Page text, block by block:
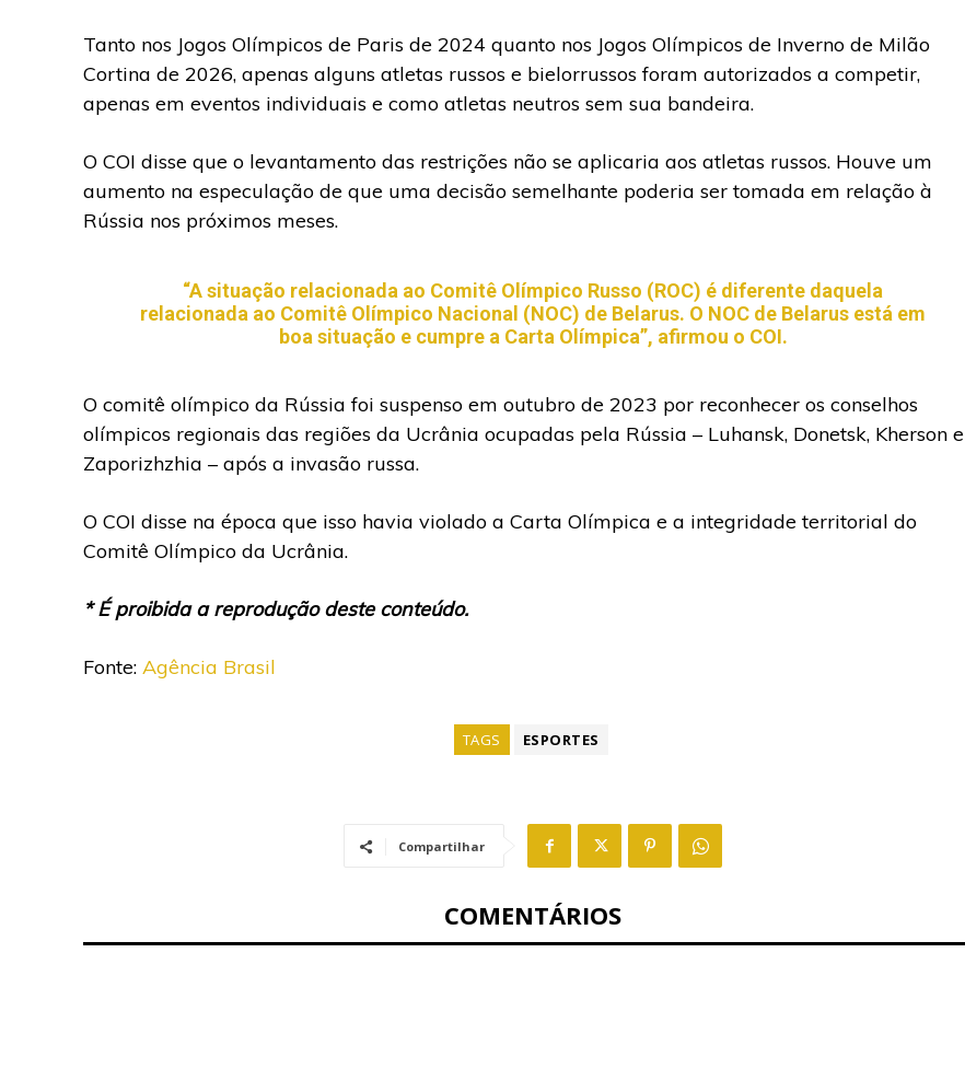
Tanto nos Jogos Olímpicos de Paris de 2024 quanto nos Jogos Olímpicos de Inverno de Milão
Cortina de 2026, apenas alguns atletas russos e bielorrussos foram autorizados a competir,
apenas em eventos individuais e como atletas neutros sem sua bandeira.
O COI disse que o levantamento das restrições não se aplicaria aos atletas russos. Houve um
aumento na especulação de que uma decisão semelhante poderia ser tomada em relação à
Rússia nos próximos meses.
“A situação relacionada ao Comitê Olímpico Russo (ROC) é diferente daquela
relacionada ao Comitê Olímpico Nacional (NOC) de Belarus. O NOC de Belarus está em
boa situação e cumpre a Carta Olímpica”, afirmou o COI.
O comitê olímpico da Rússia foi suspenso em outubro de 2023 por reconhecer os conselhos
olímpicos regionais das regiões da Ucrânia ocupadas pela Rússia – Luhansk, Donetsk, Kherson e
Zaporizhzhia – após a invasão russa.
O COI disse na época que isso havia violado a Carta Olímpica e a integridade territorial do
Comitê Olímpico da Ucrânia.
* É proibida a reprodução deste conteúdo.
Fonte: Agência Brasil
TAGS ESPORTES
Compartilhar
COMENTÁRIOS